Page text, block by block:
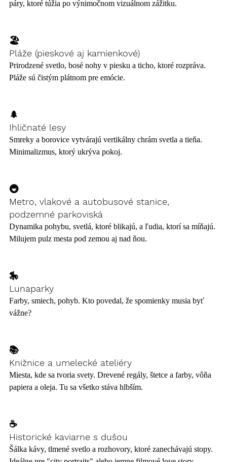
páry, ktoré túžia po výnimočnom vizuálnom zážitku.
🏖️
Pláže (pieskové aj kamienkové)
Prirodzené svetlo, bosé nohy v piesku a ticho, ktoré rozpráva.
Pláže sú čistým plátnom pre emócie.
🌲
Ihličnaté lesy
Smreky a borovice vytvárajú vertikálny chrám svetla a tieňa.
Minimalizmus, ktorý ukrýva pokoj.
🚇
Metro, vlakové a autobusové stanice,
podzemné parkoviská
Dynamika pohybu, svetlá, ktoré blikajú, a ľudia, ktorí sa míňajú.
Milujem pulz mesta pod zemou aj nad ňou.
🎠
Lunaparky
Farby, smiech, pohyb. Kto povedal, že spomienky musia byť
vážne?
📚
Knižnice a umelecké ateliéry
Miesta, kde sa tvoria svety. Drevené regály, štetce a farby, vôňa
papiera a oleja. Tu sa všetko stáva hlbším.
☕
Historické kaviarne s dušou
Šálka kávy, tlmené svetlo a rozhovory, ktoré zanechávajú stopy.